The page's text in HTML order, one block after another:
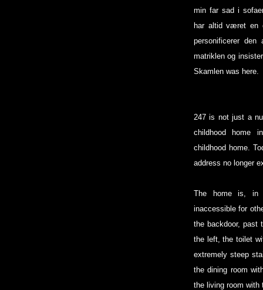
min far sad i
har altid været en
personificerer den
matriklen og
Skamlen was here.
247 is not just a
childhood home
childhood home.
address no longer
The home is,
inaccessible for
the backdoor, past
the left, the toilet
extremely steep
the dining room
the living room with